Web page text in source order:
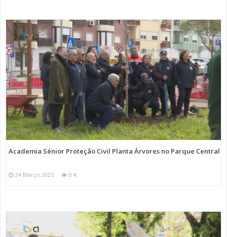
Academia Sénior Proteção Civil Planta Árvores no Parque Central
24 Março 2025 0 K